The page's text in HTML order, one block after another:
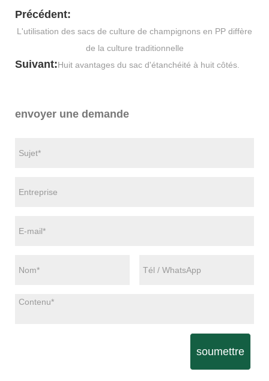
Précédent:
L'utilisation des sacs de culture de champignons en PP diffère
de la culture traditionnelle
Suivant:Huit avantages du sac d'étanchéité à huit côtés.
envoyer une demande
soumettre